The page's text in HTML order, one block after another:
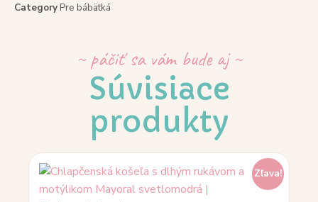
CategoryPre bábätká
~ páčiť sa vám bude aj ~
Súvisiace
produkty
Zľava!